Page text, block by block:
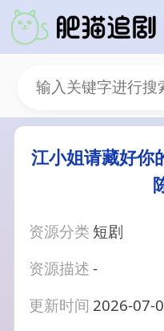
江小姐请藏好你
资源分类 短剧
资源描述-
更新时间 2026-07-